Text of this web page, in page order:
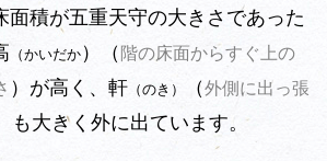
面積が五重天守の大きさであった
（かいだか）（ 階の床面からすぐ上の
）が高く、軒 （のき） （外側に出っ張
も大きく外に出ています。